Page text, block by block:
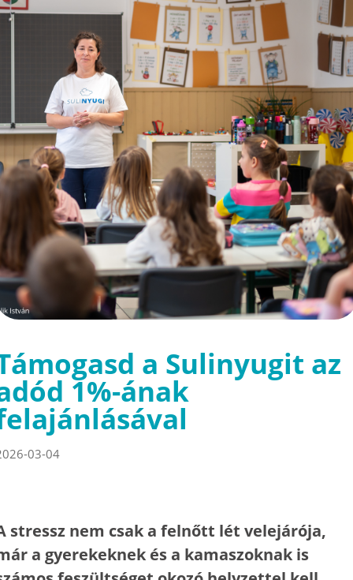
a Sulinyugit az
1%-ának
03-04
stressz nem csak a felnőtt lét velejárója,
a gyerekeknek és a kamaszoknak is